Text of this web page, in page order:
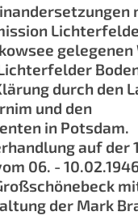
gelegenen
durch den
und den
in Potsdam.
auf der
06. -
der Mark